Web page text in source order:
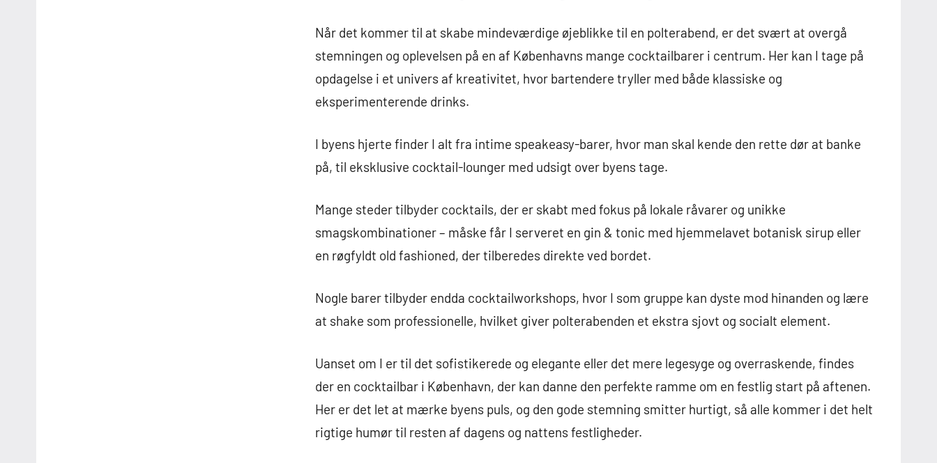
Når det kommer til at skabe mindeværdige øjeblikke til en polterabend, er det svært at overgå
stemningen og oplevelsen på en af Københavns mange cocktailbarer i centrum. Her kan I tage på
opdagelse i et univers af kreativitet, hvor bartendere tryller med både klassiske og
eksperimenterende drinks.
I byens hjerte finder I alt fra intime speakeasy-barer, hvor man skal kende den rette dør at banke
på, til eksklusive cocktail-lounger med udsigt over byens tage.
Mange steder tilbyder cocktails, der er skabt med fokus på lokale råvarer og unikke
smagskombinationer – måske får I serveret en gin & tonic med hjemmelavet botanisk sirup eller
en røgfyldt old fashioned, der tilberedes direkte ved bordet.
Nogle barer tilbyder endda cocktailworkshops, hvor I som gruppe kan dyste mod hinanden og lære
at shake som professionelle, hvilket giver polterabenden et ekstra sjovt og socialt element.
Uanset om I er til det sofistikerede og elegante eller det mere legesyge og overraskende, findes
der en cocktailbar i København, der kan danne den perfekte ramme om en festlig start på aftenen.
Her er det let at mærke byens puls, og den gode stemning smitter hurtigt, så alle kommer i det helt
rigtige humør til resten af dagens og nattens festligheder.